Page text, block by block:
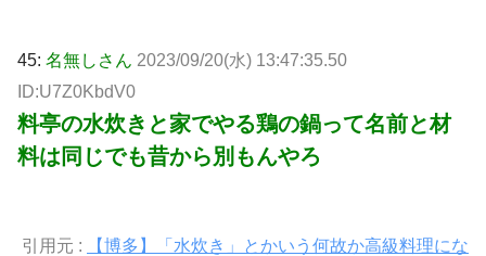
45: 名無しさん 2023/09/20(水) 13:47:35.50
ID:U7Z0KbdV0
料亭の水炊きと家でやる鶏の鍋って名前と材
料は同じでも昔から別もんやろ
引用元 :
【博多】「水炊き」とかいう何故か高級料理にな